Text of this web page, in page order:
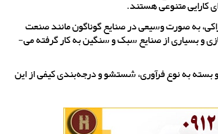
کارایی متنوعی هستند.
به صورت وسیعی در صنایع گوناگون مانند صنعت
کشاورزی و دامپروری، صنعت نفت، صنعت نساجی و چرم، صنعت کاغذ سازی و بسیاری از صنایع سبک و سنگین به کار گرفته می‌­
بسته به نوع فرآوری، شستشو و درجه­‌بندی کیفی از این